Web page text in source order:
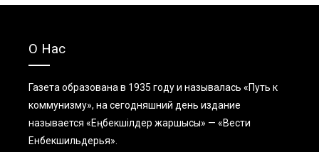
О Нас
Газета образована в 1935 году и называлась «Путь к
коммунизму», на сегодняшний день издание
называется «Еңбекшiлдер жаршысы» — «Вести
Енбекшильдерья».